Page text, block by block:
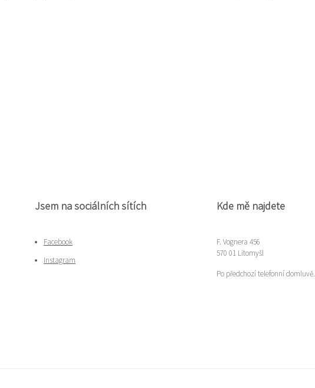
Jsem na sociálních sítích
Facebook
Instagram
Kde mě najdete
F. Vognera 456
570 01 Litomyšl
Po předchozí telefonní domluvě.